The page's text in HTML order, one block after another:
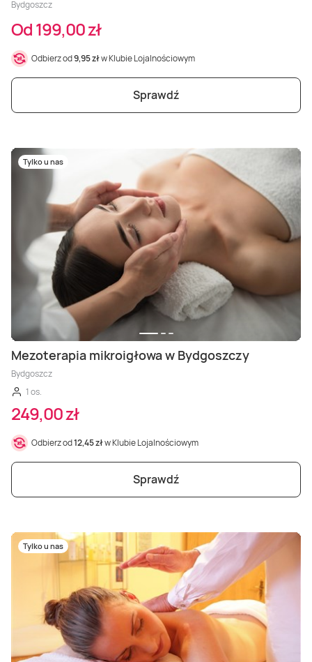
Bydgoszcz
Od 199,00 zł
Odbierz od9,95 złw Klubie Lojalnościowym
Sprawdź
Tylko u nas
Mezoterapia mikroigłowa w Bydgoszczy
Bydgoszcz
1 os.
249,00 zł
Odbierz od12,45 złw Klubie Lojalnościowym
Sprawdź
Tylko u nas